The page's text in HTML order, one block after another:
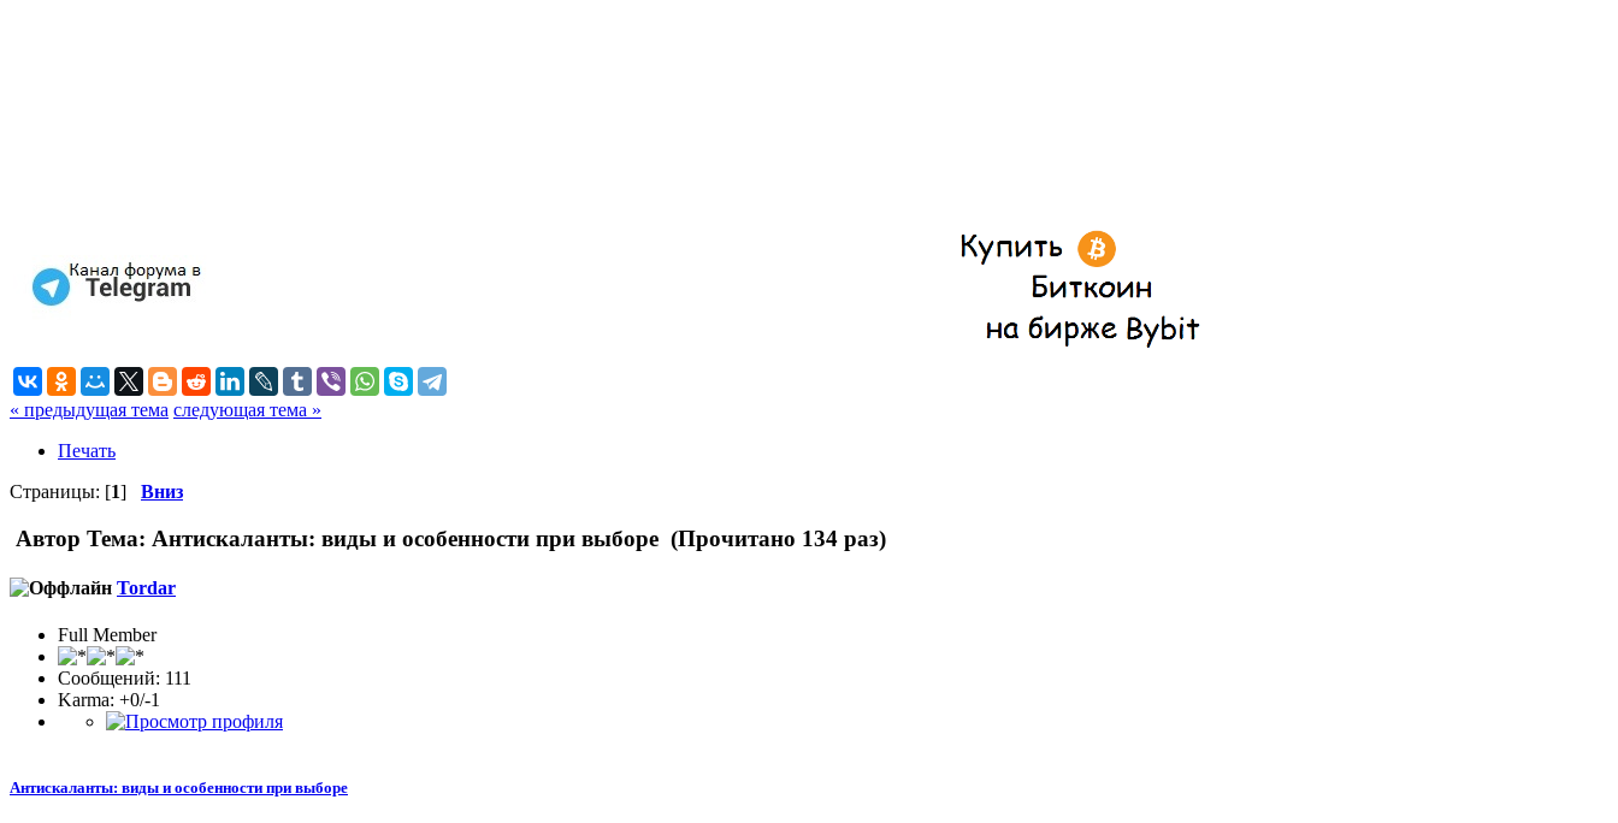
« предыдущая тема следующая тема »
Печать
Страницы: [1] Вниз
Автор Тема: Антискаланты: виды и особенности при выборе (Прочитано 134 раз)
Tordar
Full Member
Сообщений: 111
Karma: +0/-1
Антискаланты: виды и особенности при выборе